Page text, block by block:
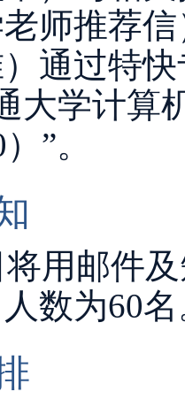
师推荐
通过特
大学计算
”。
将用邮件
数为60